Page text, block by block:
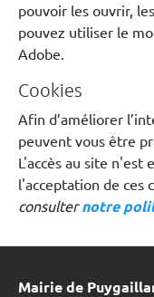
pouvoir les ouvrir,
pouvez utiliser le
Adobe.
Cookies
Afin d’améliorer
peuvent vous être
L'accès au site n'est
l'acceptation de ces
consulternotre
Mairie de